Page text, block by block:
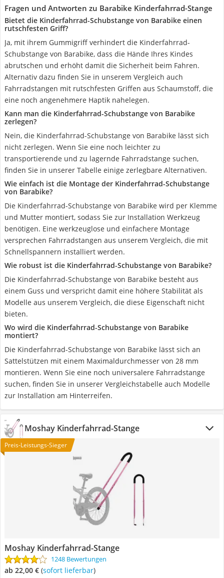
Fragen und Antworten zu Barabike Kinderfahrrad-Stange
Bietet die Kinderfahrrad-Schubstange von Barabike einen
rutschfesten Griff?
Ja, mit ihrem Gummigriff verhindert die Kinderfahrrad-
Schubstange von Barabike, dass die Hände Ihres Kindes
abrutschen und erhöht damit die Sicherheit beim Fahren.
Alternativ dazu finden Sie in unserem Vergleich auch
Fahrradstangen mit rutschfesten Griffen aus Schaumstoff, die
eine noch angenehmere Haptik nahelegen.
Kann man die Kinderfahrrad-Schubstange von Barabike
zerlegen?
Nein, die Kinderfahrrad-Schubstange von Barabike lässt sich
nicht zerlegen. Wenn Sie eine noch leichter zu
transportierende und zu lagernde Fahrradstange suchen,
finden Sie in unserer Tabelle einige zerlegbare Alternativen.
Wie einfach ist die Montage der Kinderfahrrad-Schubstange
von Barabike?
Die Kinderfahrrad-Schubstange von Barabike wird per Klemme
und Mutter montiert, sodass Sie zur Installation Werkzeug
benötigen. Eine werkzeuglose und einfachere Montage
versprechen Fahrradstangen aus unserem Vergleich, die mit
Schnellspannern installiert werden.
Wie robust ist die Kinderfahrrad-Schubstange von Barabike?
Die Kinderfahrrad-Schubstange von Barabike besteht aus
einem Guss und verspricht damit eine höhere Stabilität als
Modelle aus unserem Vergleich, die diese Eigenschaft nicht
bieten.
Wo wird die Kinderfahrrad-Schubstange von Barabike
montiert?
Die Kinderfahrrad-Schubstange von Barabike lässt sich an
Sattelstützen mit einem Maximaldurchmesser von 28 mm
montieren. Wenn Sie eine noch universalere Fahrradstange
suchen, finden Sie in unserer Vergleichstabelle auch Modelle
zur Installation am Hinterreifen.
Moshay Kinderfahrrad-Stange
Preis-Leistungs-Sieger
Moshay Kinderfahrrad-Stange
1248 Bewertungen
ab 22,00 € ( Sofort lieferbar)